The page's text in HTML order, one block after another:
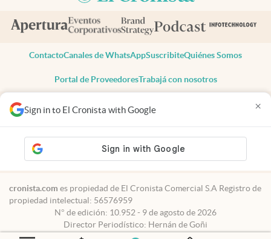
Sign in to El Cronista with Google ×
ContactoCanales de WhatsAppSuscribiteQuiénes Somos
Portal de ProveedoresTrabajá con nosotros
Todos los derechos reservados
Privacidad
Consentimiento
Tel:+54 11 7078-3270
cronista.com es propiedad de El Cronista Comercial S.A Registro de
propiedad intelectual: 56576959
N° de edición: 10.952 - 9 de agosto de 2026
Director Periodístico: Hernán de Goñi